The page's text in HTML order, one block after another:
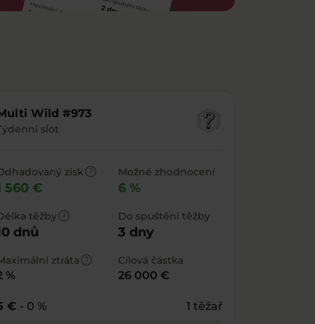
Wild #973
slot
ziskhelp
560 €
Možné zhodnocení
6 %
těžbyhelp
dnů
Do spuštění těžby
3 dny
ztrátahelp
%
Cílová částka
26 000 €
€ - 0 % 1 těžař